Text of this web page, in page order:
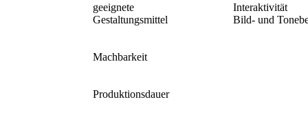
geeignete
Gestaltungsmittel
Interaktivität
Bild- und
Machbarkeit
Produktionsdauer